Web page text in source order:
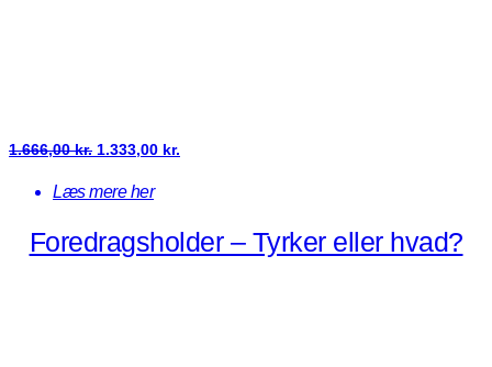
1.666,00kr. Den
var:
1.333,00 kr.
er:
Læs mere her
Foredragsholder – Tyrker eller hvad?